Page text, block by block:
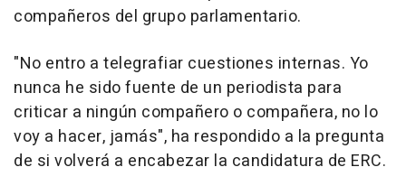
compañeros del grupo parlamentario.
"No entro a telegrafiar cuestiones internas. Yo
nunca he sido fuente de un periodista para
criticar a ningún compañero o compañera, no lo
voy a hacer, jamás", ha respondido a la pregunta
de si volverá a encabezar la candidatura de ERC.